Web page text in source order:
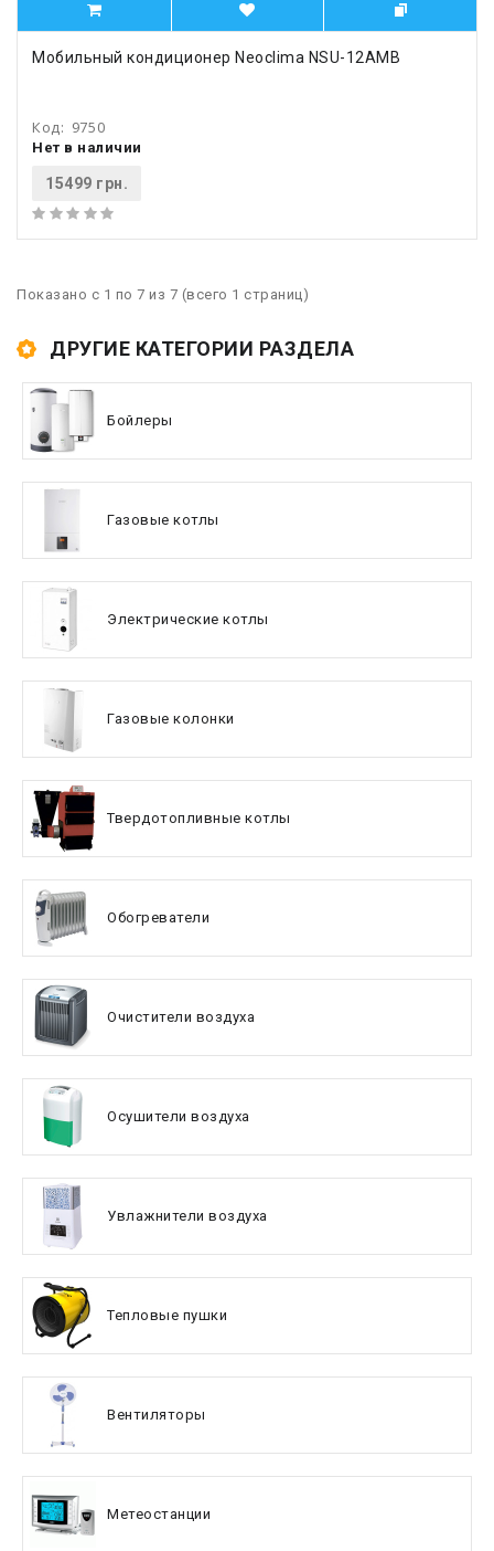
Мобильный кондиционер Neoclima NSU-12AMB
Код: 9750
Нет в наличии
15499 грн.
Показано с 1 по 7 из 7 (всего 1 страниц)
ДРУГИЕ КАТЕГОРИИ РАЗДЕЛА
Бойлеры
Газовые котлы
Электрические котлы
Газовые колонки
Твердотопливные котлы
Обогреватели
Очистители воздуха
Осушители воздуха
Увлажнители воздуха
Тепловые пушки
Вентиляторы
Метеостанции